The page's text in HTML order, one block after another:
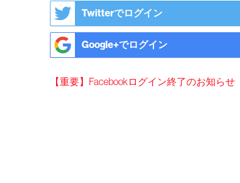
Twitterでログイン
Google+でログイン
【重要】Facebookログイン終了のお知らせ